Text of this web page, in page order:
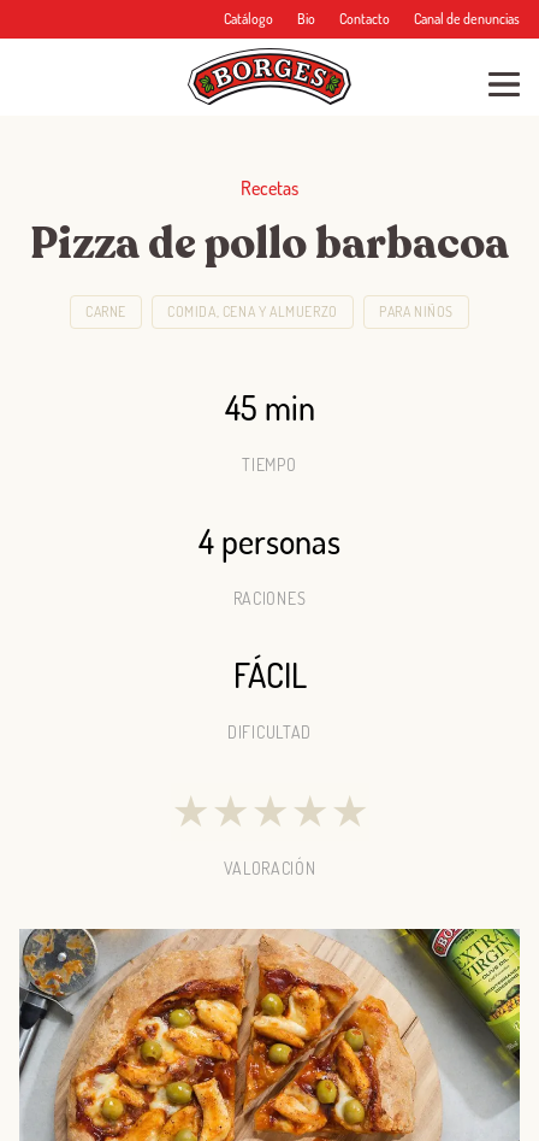
Catálogo Bio Contacto Canal de denuncias
Recetas
Pizza de pollo barbacoa
CARNE COMIDA, CENA Y ALMUERZO PARA NIÑOS
45 min
TIEMPO
4 personas
RACIONES
FÁCIL
DIFICULTAD
★★★★★
VALORACIÓN